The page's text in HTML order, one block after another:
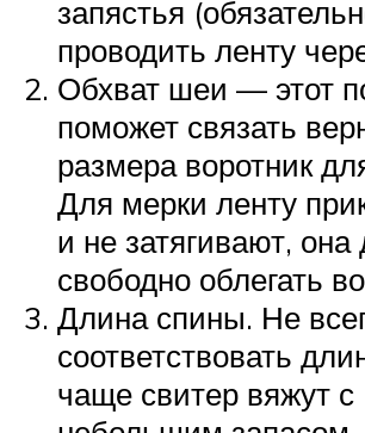
запястья
проводить ленту
Обхват шеи — этот
поможет связать
размера воротник
Для мерки ленту
и не затягивают,
свободно облегать
Длина спины. Не
соответствовать
чаще свитер вяжут с